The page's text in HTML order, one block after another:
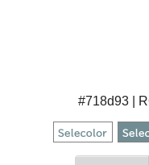
#718d93 |